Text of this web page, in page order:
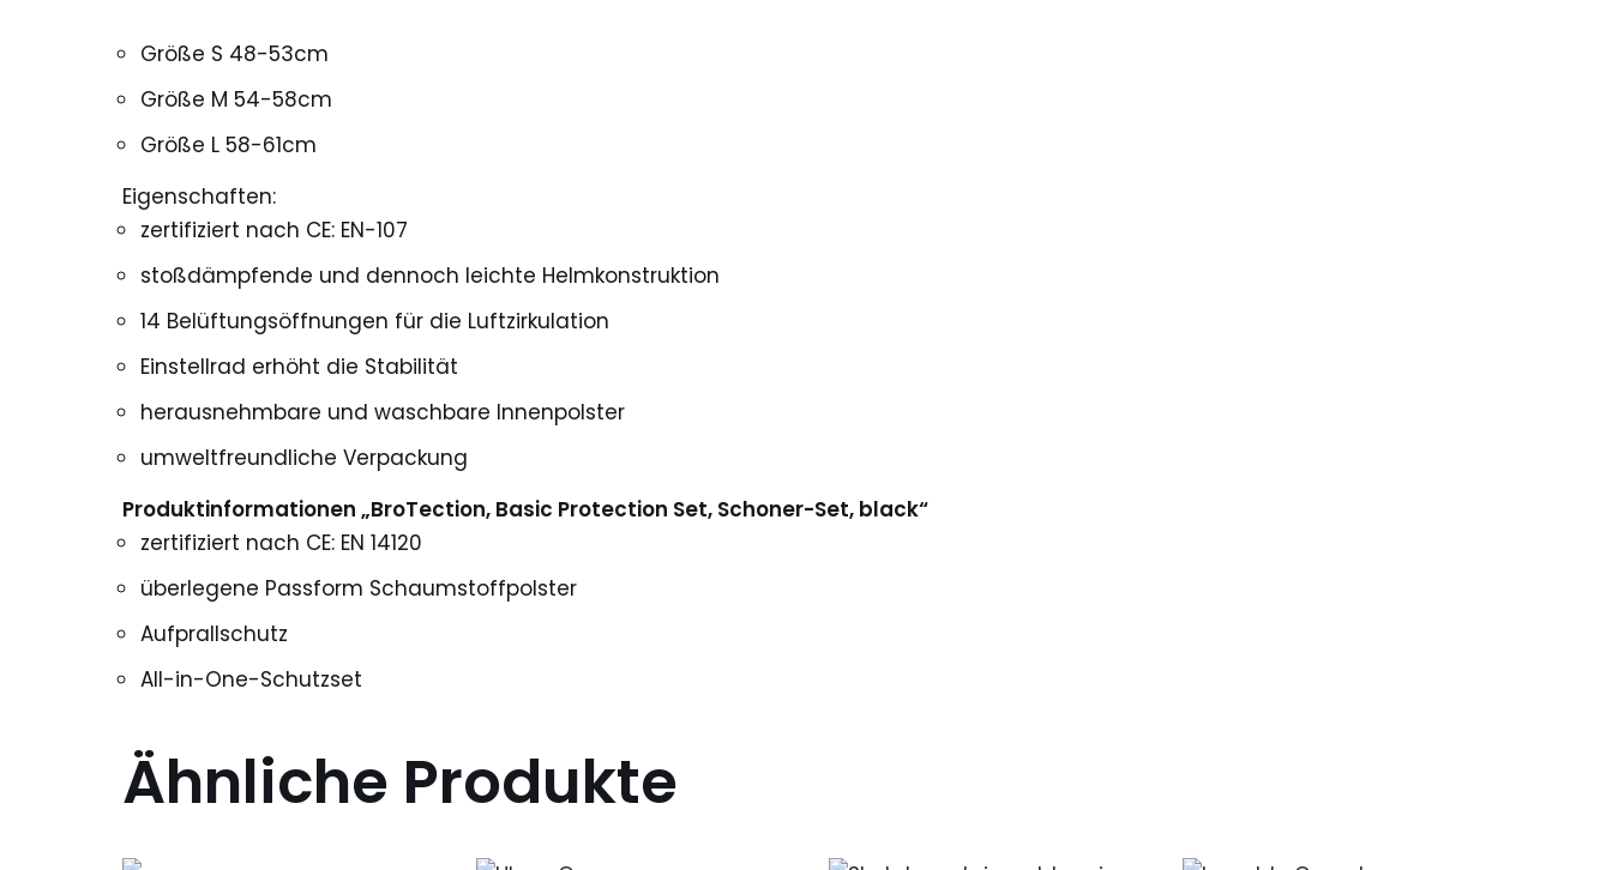
Größe S 48-53cm
Größe M 54-58cm
Größe L 58-61cm
Eigenschaften:
zertifiziert nach CE: EN-107
stoßdämpfende und dennoch leichte Helmkonstruktion
14 Belüftungsöffnungen für die Luftzirkulation
Einstellrad erhöht die Stabilität
herausnehmbare und waschbare Innenpolster
umweltfreundliche Verpackung
Produktinformationen „BroTection, Basic Protection Set, Schoner-Set, black“
zertifiziert nach CE: EN 14120
überlegene Passform Schaumstoffpolster
Aufprallschutz
All-in-One-Schutzset
Ähnliche Produkte